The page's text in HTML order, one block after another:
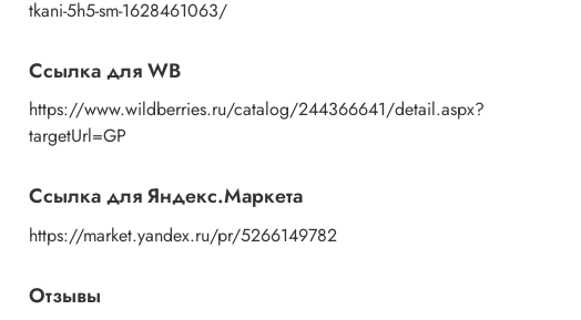
tkani-5h5-sm-1628461063/
Ссылка для WB
https://www.wildberries.ru/catalog/244366641/detail.aspx?
targetUrl=GP
Ссылка для Яндекс.Маркета
https://market.yandex.ru/pr/5266149782
Отзывы